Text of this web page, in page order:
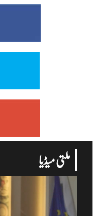
ملتی میڈیا